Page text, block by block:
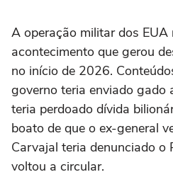
A operação militar dos
acontecimento que gerou
no início de 2026.
governo teria enviado gado
teria perdoado dívida
boato de que o ex-general
Carvajal teria denunciado o
voltou a circular.